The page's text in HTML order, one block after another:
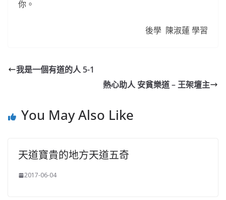
你。
後學 陳淑蓮 學習
我是一個有道的人 5-1
熱心助人 安貧樂道 – 王架壇主
You May Also Like
天道寶貴的地方天道五奇
2017-06-04